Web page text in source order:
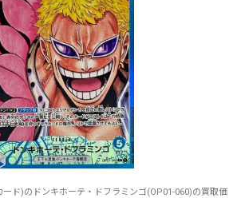
ード)のドンキホーテ・ドフラミンゴ(OP01-060)の買取価